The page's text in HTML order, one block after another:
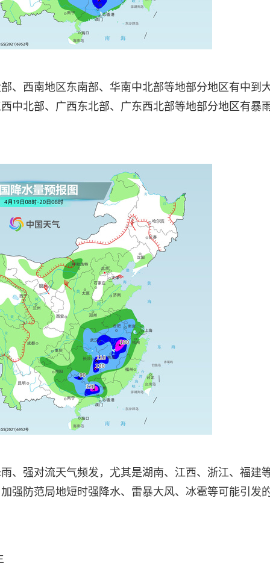
、西南地区东南部、华南中北部等地部分地区有中到
中北部、广西东北部、广东西北部等地部分地区有暴
、强对流天气频发，尤其是湖南、江西、浙江、福建
强防范局地短时强降水、雷暴大风、冰雹等可能引发